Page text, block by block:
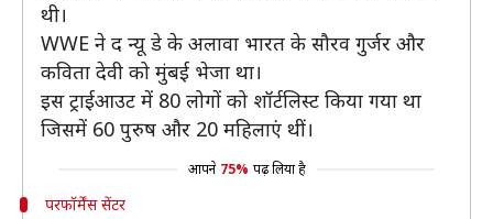
थी।
WWE ने द न्यू डे के अलावा भारत के सौरव गुर्जर और
कविता देवी को मुंबई भेजा था।
इस ट्राईआउट में 80 लोगों को शॉर्टलिस्ट किया गया था
जिसमें 60 पुरुष और 20 महिलाएं थीं।
आपने 75% पढ़ लिया है
परफॉर्मेंस सेंटर